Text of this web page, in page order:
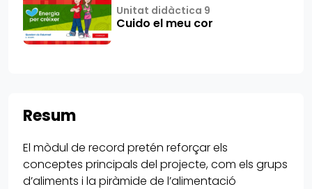
Resum
El mòdul de record pretén reforçar els
conceptes principals del projecte, com els grups
d’aliments i la piràmide de l’alimentació
Unitat didàctica 9
Cuido el meu cor